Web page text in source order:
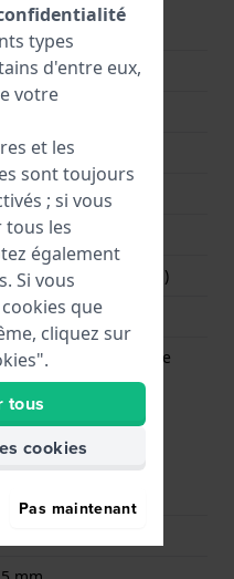
Klein
Printemps / Été
(lavage des mains)
rose, Or rose, Or rose
types
d'entre eux,
votre
et les
sont toujours
; si vous
tous les
également
Si vous
que
cliquez sur
tous
cookies
Pas maintenant